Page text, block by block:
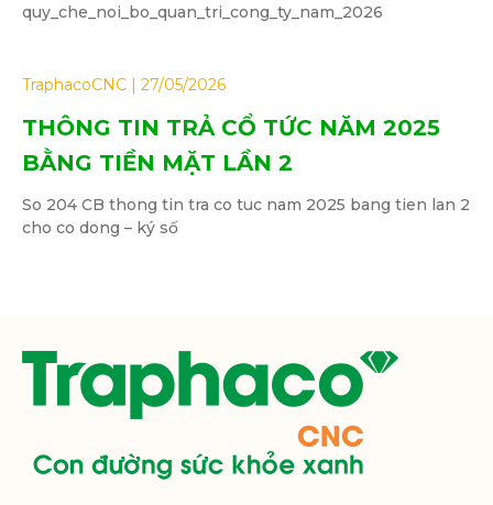
quy_che_noi_bo_quan_tri_cong_ty_nam_2026
THÔNG TIN TRẢ CỔ TỨC NĂM 2025
BẰNG TIỀN MẶT LẦN 2
TraphacoCNC 27/05/2026
So 204 CB thong tin tra co tuc nam 2025 bang tien lan 2
cho co dong – ký số